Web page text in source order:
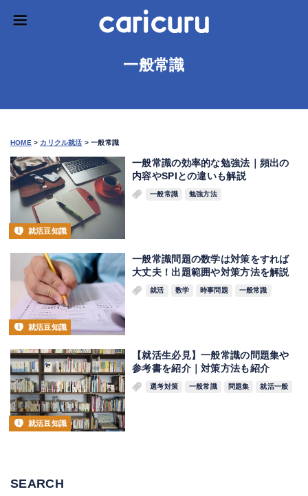
一般常識
HOME > カリクル就活 >一般常識
就活豆知識
一般常識の効率的な勉強法｜頻出の
内容やSPIとの違いも解説
一般常識 勉強方法
就活豆知識
一般常識問題の数学は対策をすれば
大丈夫！出題範囲や対策方法を解説
就活 数学 時事問題 一般常識
就活豆知識
【就活生必見】一般常識の問題集や
参考書を紹介｜対策方法も紹介
選考対策 一般常識 問題集 就活一般
SEARCH